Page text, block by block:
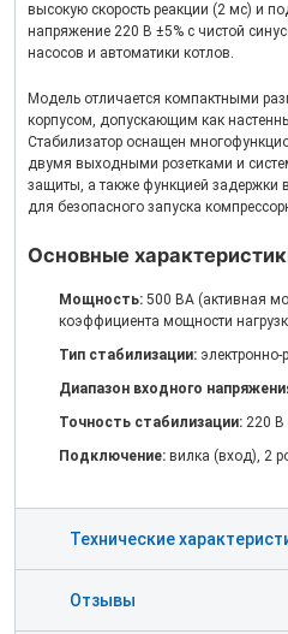
высокую скорость реакции (2 мс) и
напряжение 220 В ±5% с чистой
насосов и автоматики котлов.
Модель отличается компактными
корпусом, допускающим как
Стабилизатор оснащен
двумя выходными розетками и
защиты, а также функцией задержки
для безопасного запуска
Основные
Мощность: 500 ВА (активная
коэффициента мощности
Тип стабилизации: электронно-
Диапазон входного
Точность стабилизации: 220 В
Подключение: вилка (вход), 2
Технические
Отзывы